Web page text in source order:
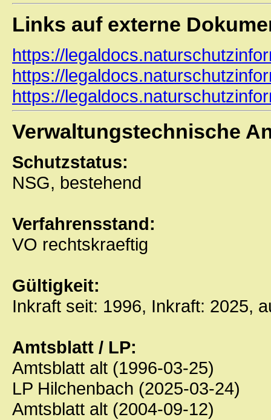
Links auf externe
https://
https://
https://
Verwaltungstechnische
Schutzstatus:
NSG, bestehend
Verfahrensstand:
VO rechtskraeftig
Gültigkeit:
Inkraft seit: 1996, Inkraft: 2025,
Amtsblatt / LP:
Amtsblatt alt (1996-03-25)
LP Hilchenbach (2025-03-24)
Amtsblatt alt (2004-09-12)